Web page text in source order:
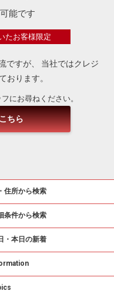
能です
たお客様限定
ですが、
当社ではクレジ
おります。
にお尋ねください。
ちら
住所から検索
条件から検索
・本日の新着